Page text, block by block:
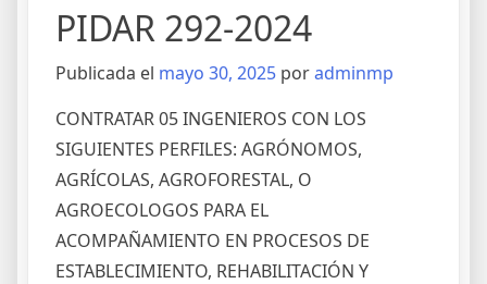
PIDAR 292-2024
Publicada el mayo 30, 2025 poradminmp
CONTRATAR 05 INGENIEROS CON LOS
SIGUIENTES PERFILES: AGRÓNOMOS,
AGRÍCOLAS, AGROFORESTAL, O
AGROECOLOGOS PARA EL
ACOMPAÑAMIENTO EN PROCESOS DE
ESTABLECIMIENTO, REHABILITACIÓN Y